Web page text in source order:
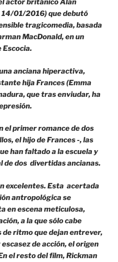
actor británico Alan
01/2016) que debutó
tragicomedia, basada
MacDonald, en un
Escocia.
anciana hiperactiva,
hija Frances (Emma
que tras enviudar, ha
el primer romance de dos
el hijo de Frances -, las
han faltado a la escuela y
de dos divertidas ancianas.
excelentes. Esta acertada
antropológica se
en escena meticulosa,
a la que sólo cabe
ritmo que dejan entrever,
de acción, el origen
el resto del film, Rickman